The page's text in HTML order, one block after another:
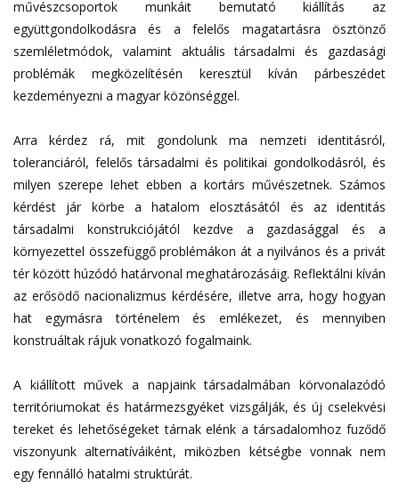
művészcsoportok munkáit bemutató kiállítás az
együttgondolkodásra és a felelős magatartásra ösztönző
szemléletmódok, valamint aktuális társadalmi és gazdasági
problémák megközelítésén keresztül kíván párbeszédet
kezdeményezni a magyar közönséggel.
Arra kérdez rá, mit gondolunk ma nemzeti identitásról,
toleranciáról, felelős társadalmi és politikai gondolkodásról, és
milyen szerepe lehet ebben a kortárs művészetnek. Számos
kérdést jár körbe a hatalom elosztásától és az identitás
társadalmi konstrukciójától kezdve a gazdasággal és a
környezettel összefüggő problémákon át a nyilvános és a privát
tér között húzódó határvonal meghatározásáig. Reflektálni kíván
az erősödő nacionalizmus kérdésére, illetve arra, hogy hogyan
hat egymásra történelem és emlékezet, és mennyiben
konstruáltak rájuk vonatkozó fogalmaink.
A kiállított művek a napjaink társadalmában körvonalazódó
territóriumokat és határmezsgyéket vizsgálják, és új cselekvési
tereket és lehetőségeket tárnak elénk a társadalomhoz fuződő
viszonyunk alternatíváiként, miközben kétségbe vonnak nem
egy fennálló hatalmi struktúrát.